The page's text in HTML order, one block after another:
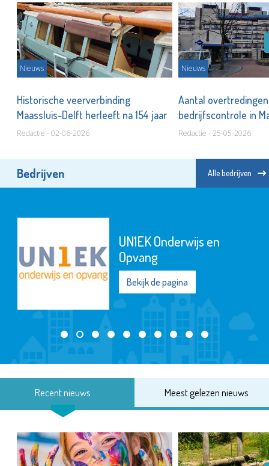
Nieuws
Historische veerverbinding
Maassluis-Delft herleeft na 154 jaar
Redactie - 02-06-2026
Nieuws
Aantal
bedrijfscontrole in
Redactie - 25-05-2026
Bedrijven Alle bedrijven
UN1EK Onderwijs en
Opvang
Bekijk de pagina
Recent nieuws Meest gelezen nieuws